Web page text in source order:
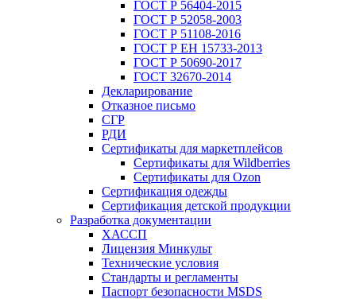
ГОСТ Р 56404-2015
ГОСТ Р 52058-2003
ГОСТ Р 51108-2016
ГОСТ Р ЕН 15733-2013
ГОСТ Р 50690-2017
ГОСТ 32670-2014
Декларирование
Отказное письмо
СГР
РДИ
Сертификаты для маркетплейсов
Сертификаты для Wildberries
Сертификаты для Ozon
Сертификация одежды
Сертификация детской продукции
Разработка документации
ХАССП
Лицензия Минкульт
Технические условия
Стандарты и регламенты
Паспорт безопасности MSDS